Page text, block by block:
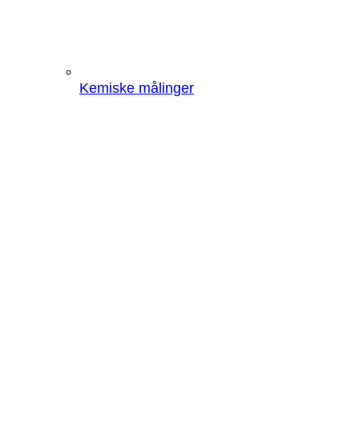
Kemiske målinger